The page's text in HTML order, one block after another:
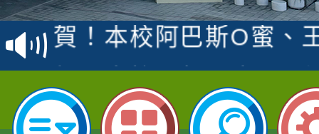
賽 洪綺君教師榮獲社
名
賀！本校阿巴斯O蜜、
倩參加桃園市科展 國
名 指導老師王老師、
賀！本校四年二班張O
園市英語競賽國小朗讀
賀！本校參加桃園市中